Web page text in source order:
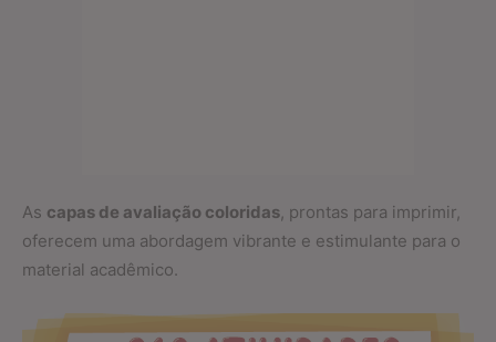
As capas de avaliação coloridas, prontas para imprimir,
oferecem uma abordagem vibrante e estimulante para o
material acadêmico.